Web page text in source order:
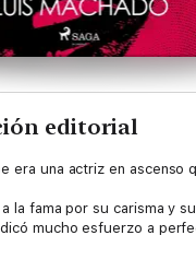
editorial
era una actriz en
la fama por su carisma y
mucho esfuerzo a